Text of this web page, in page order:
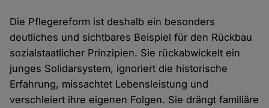
Die Pflegereform ist deshalb ein besonders
deutliches und sichtbares Beispiel für den Rückbau
sozialstaatlicher Prinzipien. Sie rückabwickelt ein
junges Solidarsystem, ignoriert die historische
Erfahrung, missachtet Lebensleistung und
verschleiert ihre eigenen Folgen. Sie drängt familiäre